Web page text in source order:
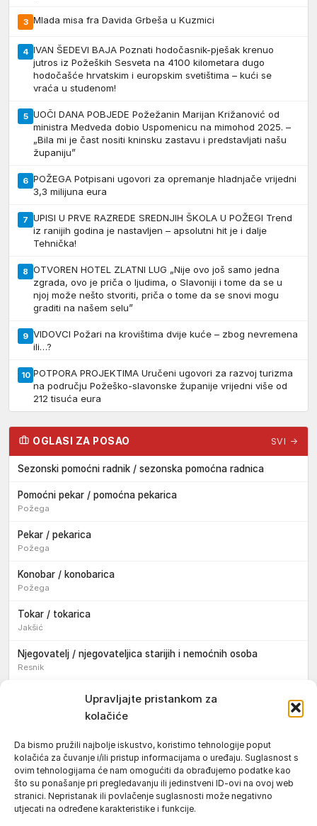
Upravljajte pristankom za
kolačiće
Da bismo pružili najbolje iskustvo, koristimo tehnologije poput
kolačića za čuvanje i/ili pristup informacijama o uređaju. Suglasnost s
ovim tehnologijama će nam omogućiti da obrađujemo podatke kao
što su ponašanje pri pregledavanju ili jedinstveni ID-ovi na ovoj web
stranici. Nepristanak ili povlačenje suglasnosti može negativno
utjecati na određene karakteristike i funkcije.
3 Mlada misa fra Davida Grbeša u Kuzmici
4 IVAN ŠEDEVI BAJA Poznati hodočasnik-pješak krenuo
jutros iz Požeških Sesveta na 4100 kilometara dugo
hodočašće hrvatskim i europskim svetištima – kući se
vraća u studenom!
5 UOČI DANA POBJEDE Požežanin Marijan Križanović od
ministra Medveda dobio Uspomenicu na mimohod 2025. –
„Bila mi je čast nositi kninsku zastavu i predstavljati našu
županiju”
6 POŽEGA Potpisani ugovori za opremanje hladnjače vrijedni
3,3 milijuna eura
7 UPISI U PRVE RAZREDE SREDNJIH ŠKOLA U POŽEGI Trend
iz ranijih godina je nastavljen – apsolutni hit je i dalje
Tehnička!
8 OTVOREN HOTEL ZLATNI LUG „Nije ovo još samo jedna
zgrada, ovo je priča o ljudima, o Slavoniji i tome da se u
njoj može nešto stvoriti, priča o tome da se snovi mogu
graditi na našem selu”
9 VIDOVCI Požari na krovištima dvije kuće – zbog nevremena
ili…?
10 POTPORA PROJEKTIMA Uručeni ugovori za razvoj turizma
na području Požeško-slavonske županije vrijedni više od
212 tisuća eura
OGLASI ZA POSAO SVI →
Sezonski pomoćni radnik / sezonska pomoćna radnica
Pomoćni pekar / pomoćna pekarica
Požega
Pekar / pekarica
Požega
Konobar / konobarica
Požega
Tokar / tokarica
Jakšić
Njegovatelj / njegovateljica starijih i nemoćnih osoba
Resnik
Konobar / konobarica
Jakšić
Vozač / vozačica teretnog vozila s poluprikolicom
Požega
Pomoćnik/ica u nastavi